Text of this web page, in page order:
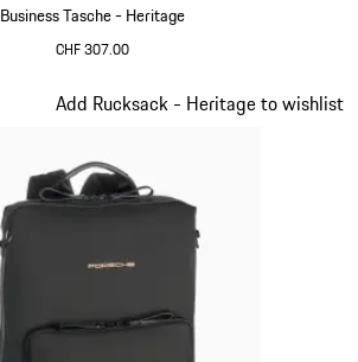
Business Tasche - Heritage
CHF 307.00
Add Rucksack - Heritage to wishlist